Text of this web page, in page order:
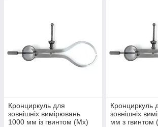
Кронциркуль для
зовнішніх вимірювань
1000 мм із гвинтом (Mx)
Кронциркуль
зовнішніх
мм з гвинтом